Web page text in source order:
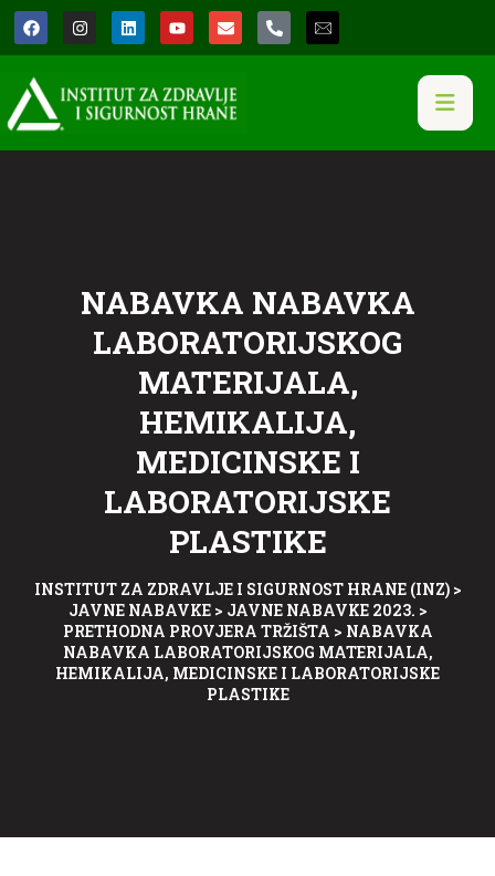
NABAVKA NABAVKA
LABORATORIJSKOG
MATERIJALA,
HEMIKALIJA,
MEDICINSKE I
LABORATORIJSKE
PLASTIKE
INSTITUT ZA ZDRAVLJE I SIGURNOST HRANE (INZ)>
JAVNE NABAVKE> JAVNE NABAVKE 2023. >
PRETHODNA PROVJERA TRŽIŠTA > NABAVKA
NABAVKA LABORATORIJSKOG MATERIJALA,
HEMIKALIJA, MEDICINSKE I LABORATORIJSKE
PLASTIKE